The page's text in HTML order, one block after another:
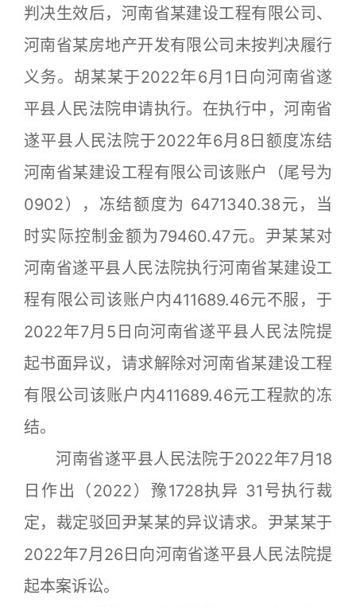
判决生效后，河南省某建设工程有限公司、
河南省某房地产开发有限公司未按判决履行
义务。胡某某于2022年6月1日向河南省遂
平县人民法院申请执行。在执行中，河南省
遂平县人民法院于2022年6月8日额度冻结
河南省某建设工程有限公司该账户（尾号为
0902），冻结额度为 6471340.38元，当
时实际控制金额为79460.47元。尹某某对
河南省遂平县人民法院执行河南省某建设工
程有限公司该账户内411689.46元不服，于
2022年7月5日向河南省遂平县人民法院提
起书面异议，请求解除对河南省某建设工程
有限公司该账户内411689.46元工程款的冻
结。
河南省遂平县人民法院于2022年7月18
日作出（2022）豫1728执异 31号执行裁
定，裁定驳回尹某某的异议请求。尹某某于
2022年7月26日向河南省遂平县人民法院提
起本案诉讼。